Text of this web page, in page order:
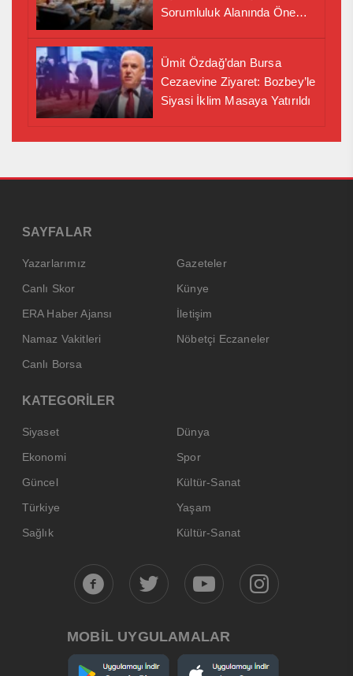
Sorumluluk Alanında Önemli
Ümit Özdağ’dan Bursa
Cezaevine Ziyaret: Bozbey’le
Siyasi İklim Masaya Yatırıldı
SAYFALAR
Yazarlarımız
Gazeteler
Canlı Skor
Künye
ERA Haber Ajansı
İletişim
Namaz Vakitleri
Nöbetçi Eczaneler
Canlı Borsa
KATEGORİLER
Siyaset
Dünya
Ekonomi
Spor
Güncel
Kültür-Sanat
Türkiye
Yaşam
Sağlık
Kültür-Sanat
MOBİL UYGULAMALAR